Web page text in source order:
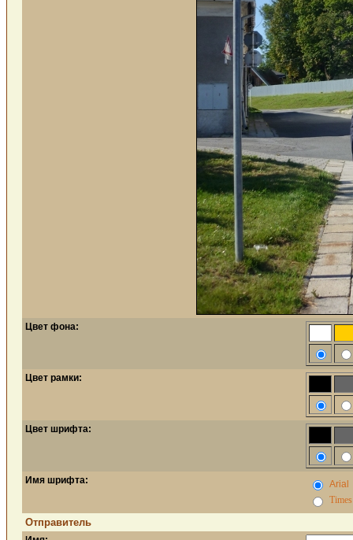
Цвет фона:
Цвет рамки:
Цвет шрифта:
Имя шрифта:
Arial
Отправитель